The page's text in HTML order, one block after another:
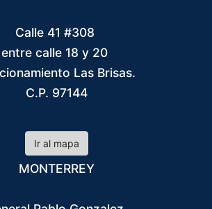
Calle 41 #308
entre calle 18 y 20
Las Brisas.
C.P. 97144
Ir al mapa
MONTERREY